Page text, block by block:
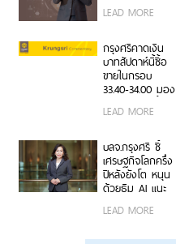
สูตรจัดพอร์ต
รับมือความไม่
แน่นอนเศรษฐกิจ
โลก
LEAD MORE
กรุงศรีคาดเงิน
บาทสัปดาห์นี้ซื้อ
ขายในกรอบ
33.40-34.00 มอง
เฟดคงดอกเบี้ย
LEAD MORE
บลจ.กรุงศรี ชี้
เศรษฐกิจโลกครึ่ง
ปีหลังยังโต หนุน
ด้วยธีม AI แนะ
หุ้นเชิงรับเพิ่ม
LEAD MORE